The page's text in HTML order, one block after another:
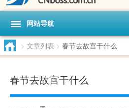
网站导航
> 文章列表 > 春节去故宫干什么
春节去故宫干什么